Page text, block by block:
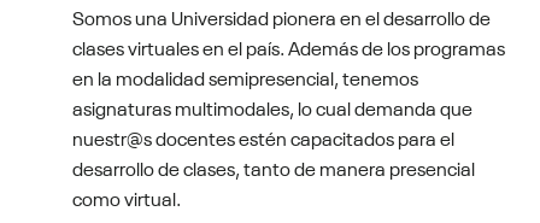
Somos una Universidad pionera en el desarrollo de
clases virtuales en el país. Además de los programas
en la modalidad semipresencial, tenemos
asignaturas multimodales, lo cual demanda que
nuestr@s docentes estén capacitados para el
desarrollo de clases, tanto de manera presencial
como virtual.